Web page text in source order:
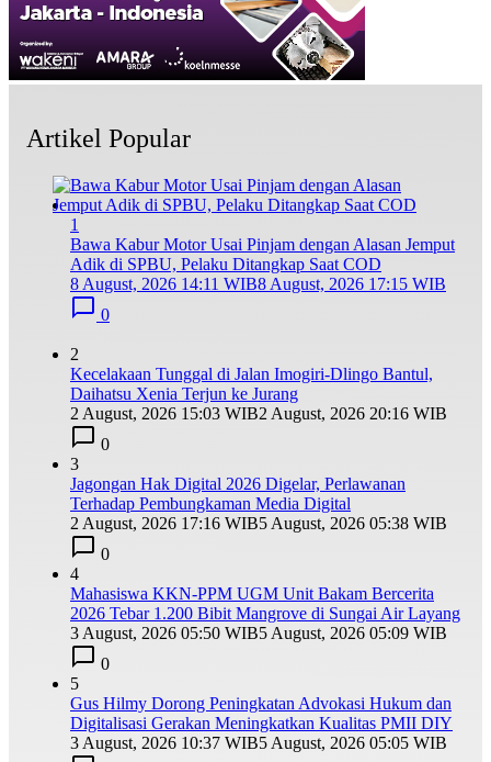
Artikel Popular
1
Bawa Kabur Motor Usai Pinjam dengan Alasan Jemput
Adik di SPBU, Pelaku Ditangkap Saat COD
8 August, 2026 14:11 WIB8 August, 2026 17:15 WIB
0
2
Kecelakaan Tunggal di Jalan Imogiri-Dlingo Bantul,
Daihatsu Xenia Terjun ke Jurang
2 August, 2026 15:03 WIB2 August, 2026 20:16 WIB
0
3
Jagongan Hak Digital 2026 Digelar, Perlawanan
Terhadap Pembungkaman Media Digital
2 August, 2026 17:16 WIB5 August, 2026 05:38 WIB
0
4
Mahasiswa KKN-PPM UGM Unit Bakam Bercerita
2026 Tebar 1.200 Bibit Mangrove di Sungai Air Layang
3 August, 2026 05:50 WIB5 August, 2026 05:09 WIB
0
5
Gus Hilmy Dorong Peningkatan Advokasi Hukum dan
Digitalisasi Gerakan Meningkatkan Kualitas PMII DIY
3 August, 2026 10:37 WIB5 August, 2026 05:05 WIB